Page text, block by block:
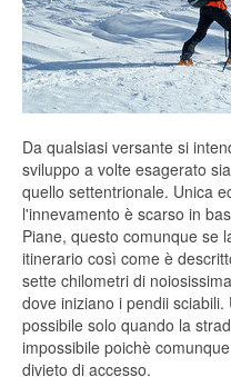
Da qualsiasi versante si
sviluppo a volte esagerato
quello settentrionale. Unica
l'innevamento è scarso in
Piane, questo comunque se
itinerario così come è
sette chilometri di
dove iniziano i pendii
possibile solo quando la
impossibile poichè
divieto di accesso.